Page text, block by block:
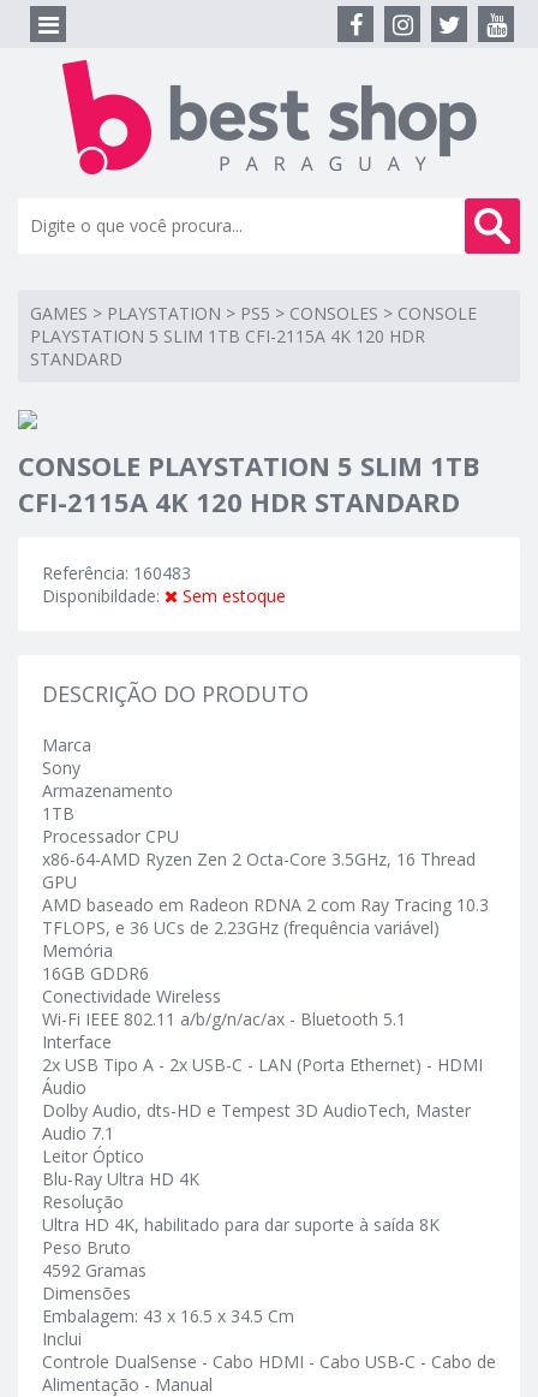
GAMES > PLAYSTATION > PS5 > CONSOLES > CONSOLE
PLAYSTATION 5 SLIM 1TB CFI-2115A 4K 120 HDR
STANDARD
CONSOLE PLAYSTATION 5 SLIM 1TB
CFI-2115A 4K 120 HDR STANDARD
Referência: 160483
Disponibildade:
Sem estoque
DESCRIÇÃO DO PRODUTO
Marca
Sony
Armazenamento
1TB
Processador CPU
x86-64-AMD Ryzen Zen 2 Octa-Core 3.5GHz, 16 Thread
GPU
AMD baseado em Radeon RDNA 2 com Ray Tracing 10.3
TFLOPS, e 36 UCs de 2.23GHz (frequência variável)
Memória
16GB GDDR6
Conectividade Wireless
Wi-Fi IEEE 802.11 a/b/g/n/ac/ax - Bluetooth 5.1
Interface
2x USB Tipo A - 2x USB-C - LAN (Porta Ethernet) - HDMI
Áudio
Dolby Audio, dts-HD e Tempest 3D AudioTech, Master
Audio 7.1
Leitor Óptico
Blu-Ray Ultra HD 4K
Resolução
Ultra HD 4K, habilitado para dar suporte à saída 8K
Peso Bruto
4592 Gramas
Dimensões
Embalagem: 43 x 16.5 x 34.5 Cm
Inclui
Controle DualSense - Cabo HDMI - Cabo USB-C - Cabo de
Alimentação - Manual